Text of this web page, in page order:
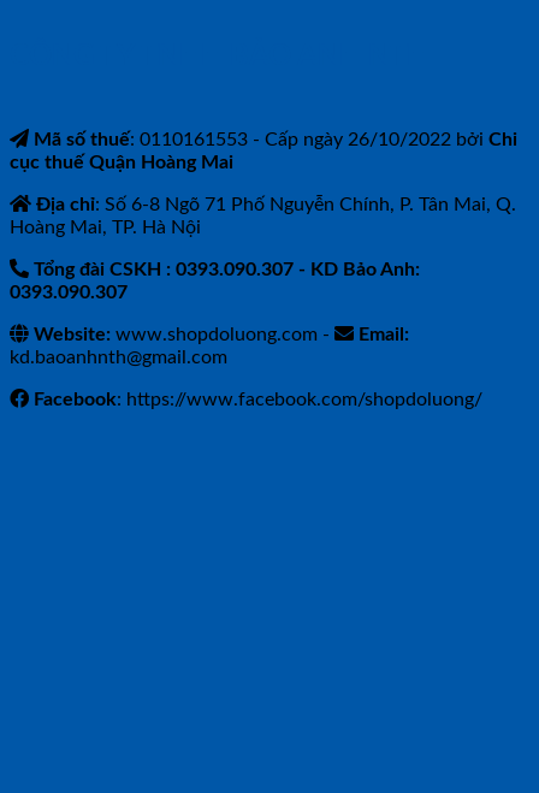
Mã số thuế: 0110161553 - Cấp ngày 26/10/2022 bởi Chi
cục thuế Quận Hoàng Mai
Địa chỉ: Số 6-8 Ngõ 71 Phố Nguyễn Chính, P. Tân Mai, Q.
Hoàng Mai, TP. Hà Nội
Tổng đài CSKH : 0393.090.307 - KD Bảo Anh:
0393.090.307
Website: www.shopdoluong.com -
Email:
kd.baoanhnth@gmail.com
Facebook: https://www.facebook.com/shopdoluong/